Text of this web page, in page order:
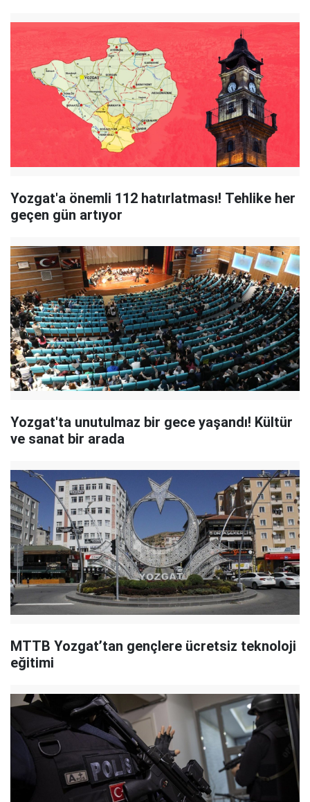
Yozgat'a önemli 112 hatırlatması! Tehlike her
geçen gün artıyor
Yozgat'ta unutulmaz bir gece yaşandı! Kültür
ve sanat bir arada
MTTB Yozgat’tan gençlere ücretsiz teknoloji
eğitimi